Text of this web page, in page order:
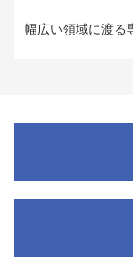
幅広い領域に渡る